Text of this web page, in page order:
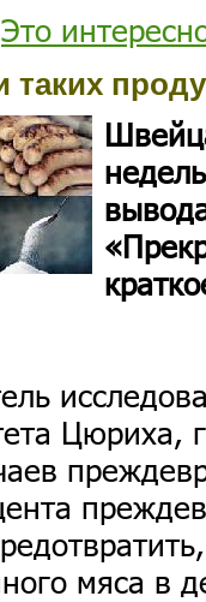
Это
Цюриха,
мяса в